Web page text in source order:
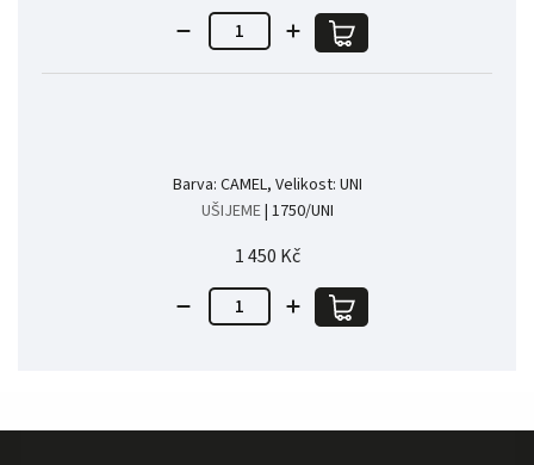
Barva: CAMEL, Velikost: UNI
UŠIJEME| 1750/UNI
1 450 Kč